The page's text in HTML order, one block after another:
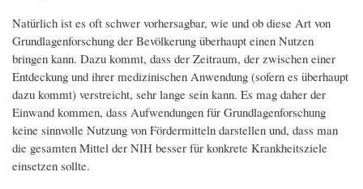
Natürlich ist es oft schwer vorhersagbar, wie und ob diese Art von
Grundlagenforschung der Bevölkerung überhaupt einen Nutzen
bringen kann. Dazu kommt, dass der Zeitraum, der zwischen einer
Entdeckung und ihrer medizinischen Anwendung (sofern es überhaupt
dazu kommt) verstreicht, sehr lange sein kann. Es mag daher der
Einwand kommen, dass Aufwendungen für Grundlagenforschung
keine sinnvolle Nutzung von Fördermitteln darstellen und, dass man
die gesamten Mittel der NIH besser für konkrete Krankheitsziele
einsetzen sollte.